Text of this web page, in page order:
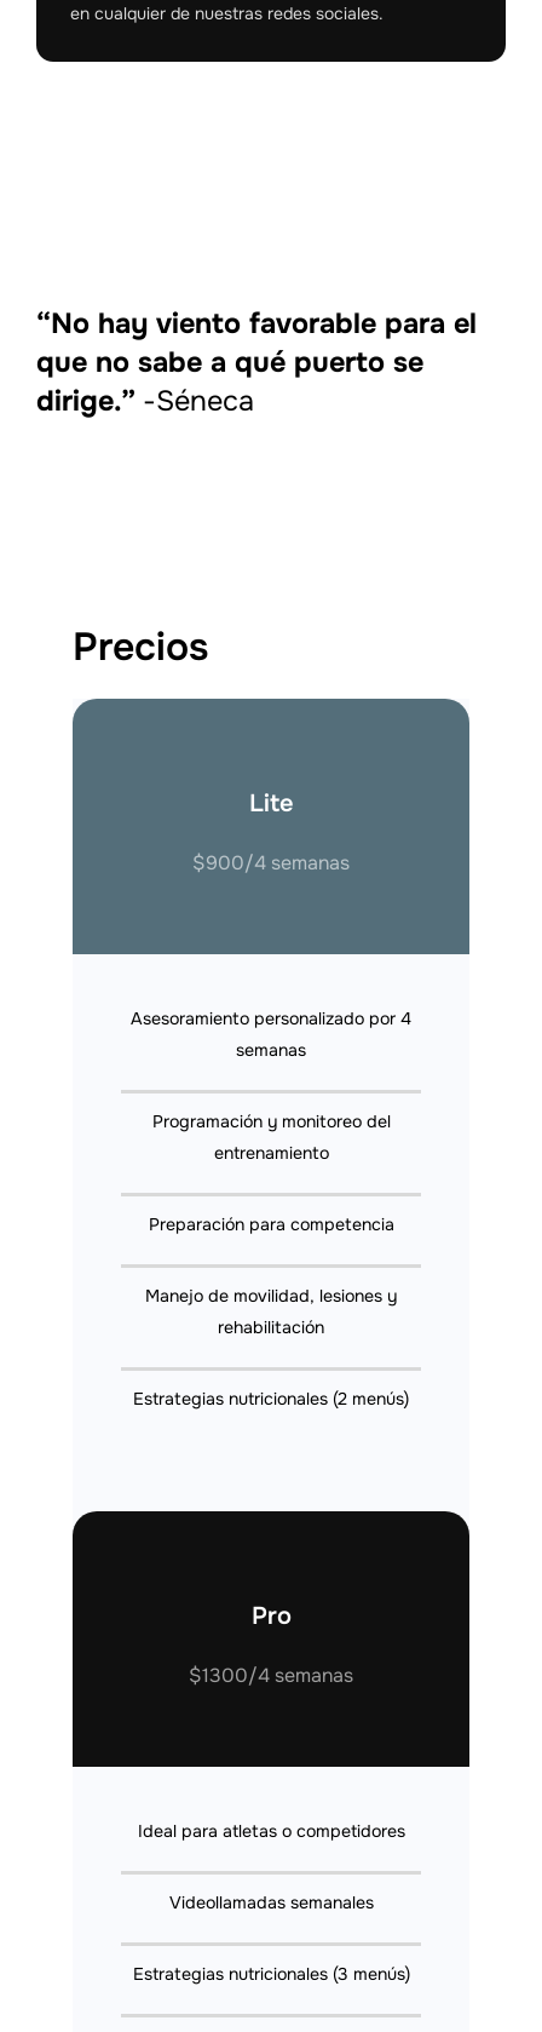
en cualquier de nuestras redes sociales.
“No hay viento favorable para el
que no sabe a qué puerto se
dirige.” -Séneca
Precios
Lite
$900/4 semanas
Asesoramiento personalizado por 4
semanas
Programación y monitoreo del
entrenamiento
Preparación para competencia
Manejo de movilidad, lesiones y
rehabilitación
Estrategias nutricionales (2 menús)
Pro
$1300/4 semanas
Ideal para atletas o competidores
Videollamadas semanales
Estrategias nutricionales (3 menús)